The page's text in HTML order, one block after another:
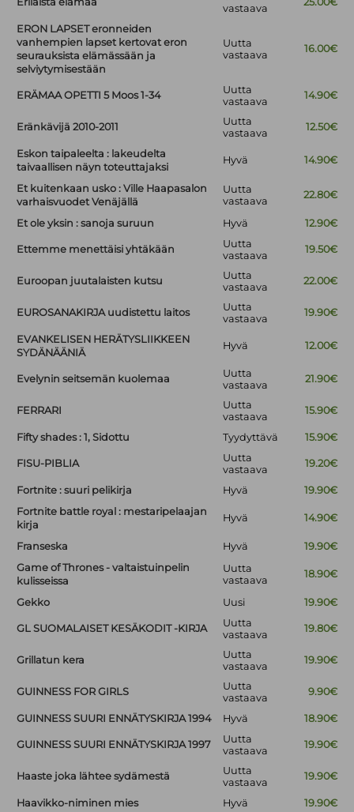
vastaava
ERON LAPSET eronneiden
vanhempien lapset kertovat eron
seurauksista elämässään ja
selviytymisestään
Uutta
vastaava
16.00€
ERÄMAA OPETTI 5 Moos 1-34
Uutta
vastaava
14.90€
Eränkävijä 2010-2011
Uutta
vastaava
12.50€
Eskon taipaleelta : lakeudelta
taivaallisen näyn toteuttajaksi
Hyvä 14.90€
Et kuitenkaan usko : Ville Haapasalon
varhaisvuodet Venäjällä
Uutta
vastaava
22.80€
Et ole yksin : sanoja suruun Hyvä 12.90€
Ettemme menettäisi yhtäkään
Uutta
vastaava
19.50€
Euroopan juutalaisten kutsu
Uutta
vastaava
22.00€
EUROSANAKIRJA uudistettu laitos
Uutta
vastaava
19.90€
EVANKELISEN HERÄTYSLIIKKEEN
SYDÄNÄÄNIÄ
Hyvä 12.00€
Evelynin seitsemän kuolemaa
Uutta
vastaava
21.90€
FERRARI
Uutta
vastaava
15.90€
Fifty shades : 1, Sidottu Tyydyttävä 15.90€
FISU-PIBLIA
Uutta
vastaava
19.20€
Fortnite : suuri pelikirja Hyvä
19.90€
Fortnite battle royal : mestaripelaajan
kirja
Hyvä 14.90€
Franseska Hyvä
19.90€
Game of Thrones - valtaistuinpelin
kulisseissa
Uutta
vastaava
18.90€
Gekko Uusi 19.90€
GL SUOMALAISET KESÄKODIT -KIRJA
Uutta
vastaava
19.80€
Grillatun kera
Uutta
vastaava
19.90€
GUINNESS FOR GIRLS
Uutta
vastaava
9.90€
GUINNESS SUURI ENNÄTYSKIRJA 1994 Hyvä 18.90€
GUINNESS SUURI ENNÄTYSKIRJA 1997
Uutta
vastaava
19.90€
Haaste joka lähtee sydämestä
Uutta
vastaava
19.90€
Haavikko-niminen mies Hyvä 19.90€